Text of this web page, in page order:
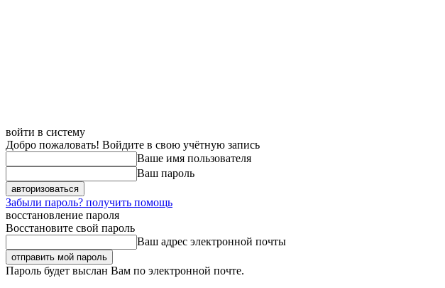
войти в систему
Добро пожаловать! Войдите в свою учётную запись
Ваше имя пользователя
Ваш пароль
Забыли пароль? получить помощь
восстановление пароля
Восстановите свой пароль
Ваш адрес электронной почты
Пароль будет выслан Вам по электронной почте.